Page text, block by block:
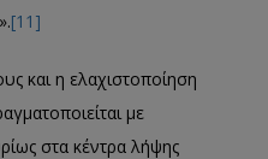
[11]
και η ελαχιστοποίηση
με
στα κέντρα λήψης